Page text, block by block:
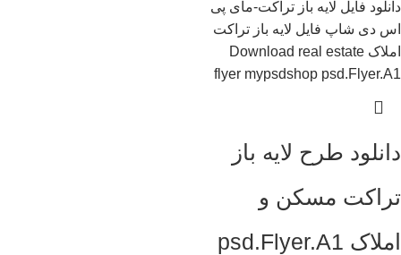
دانلود طرح لايه باز
تراکت مسکن و
املاک psd.Flyer.A1